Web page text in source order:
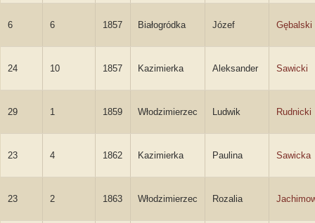
6 6 1857 Białogródka Józef Gębalski
24 10 1857 Kazimierka Aleksander Sawicki
29 1 1859 Włodzimierzec Ludwik Rudnicki
23 4 1862 Kazimierka Paulina Sawicka
23 2 1863 Włodzimierzec Rozalia